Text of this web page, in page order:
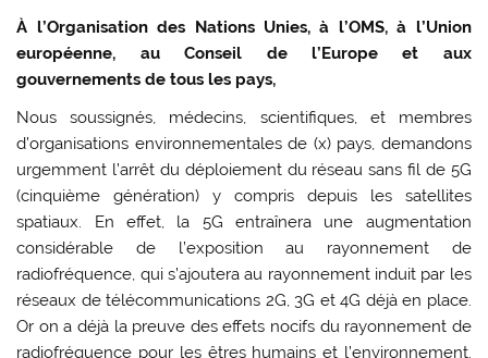
À l’Organisation des Nations Unies, à l’OMS, à l’Union
européenne, au Conseil de l’Europe et aux
gouvernements de tous les pays,
Nous soussignés, médecins, scientifiques, et membres
d’organisations environnementales de (x) pays, demandons
urgemment l’arrêt du déploiement du réseau sans fil de 5G
(cinquième génération) y compris depuis les satellites
spatiaux. En effet, la 5G entraînera une augmentation
considérable de l’exposition au rayonnement de
radiofréquence, qui s’ajoutera au rayonnement induit par les
réseaux de télécommunications 2G, 3G et 4G déjà en place.
Or on a déjà la preuve des effets nocifs du rayonnement de
radiofréquence pour les êtres humains et l’environnement.